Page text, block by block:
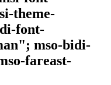
theme-
font-
mso-bidi-
fareast-